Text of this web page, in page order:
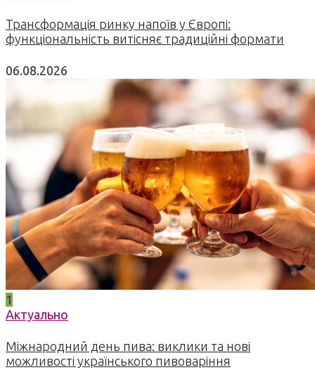
Трансформація ринку напоїв у Європі:
функціональність витісняє традиційні формати
06.08.2026
1
Актуально
Міжнародний день пива: виклики та нові
можливості українського пивоваріння